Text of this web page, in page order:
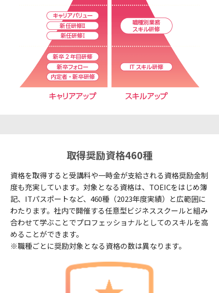
取得奨励資格460種
資格を取得すると受講料や一時金が支給される資格奨励金制
度も充実しています。対象となる資格は、TOEICをはじめ簿
記、ITパスポートなど、460種（2023年度実績）と広範囲に
わたります。社内で開催する任意型ビジネススクールと組み
合わせて学ぶことでプロフェッショナルとしてのスキルを高
めることができます。
※職種ごとに奨励対象となる資格の数は異なります。